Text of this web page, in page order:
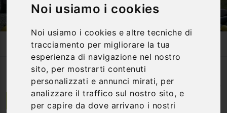
Noi usiamo i cookies
Noi usiamo i cookies e altre tecniche di
tracciamento per migliorare la tua
esperienza di navigazione nel nostro
sito, per mostrarti contenuti
personalizzati e annunci mirati, per
analizzare il traffico sul nostro sito, e
per capire da dove arrivano i nostri
Attività Ed Esperienze
Hydrospeed & Tubing
Hydrospeed - Cascata Delle Marmore
Photo by f_ivansson